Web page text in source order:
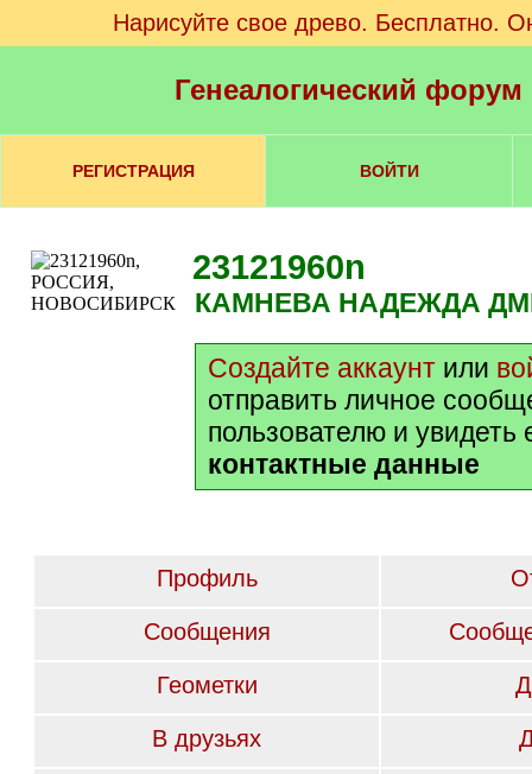
Нарисуйте свое древо. Бесплатно.
Генеалогический
РЕГИСТРАЦИЯ ВОЙТИ
23121960n
КАМНЕВА НАДЕЖДА
Создайте аккаунт или
отправить личное
пользователю и увидеть
контактные данные
Профиль
Сообщения
Геометки
В друзьях